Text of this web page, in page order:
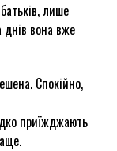
лише
днів вона вже
Спокійно,
приїжджають